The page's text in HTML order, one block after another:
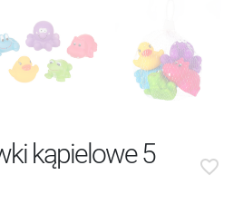
kąpielowe 5
favorite_border